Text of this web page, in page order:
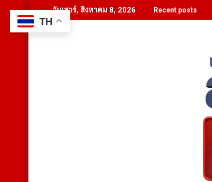
to
content
วันเสาร์, สิงหาคม 8, 2026 Recent posts
TH